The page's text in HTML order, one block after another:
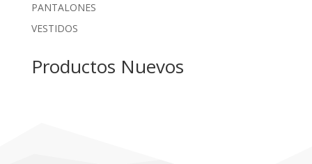
PANTALONES
VESTIDOS
Productos Nuevos